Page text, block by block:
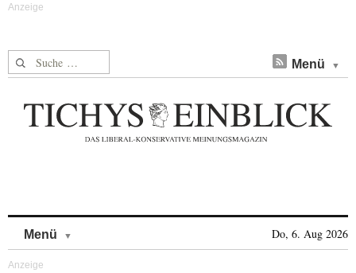
Suche nach: Menü
Menü Do, 6. Aug 2026